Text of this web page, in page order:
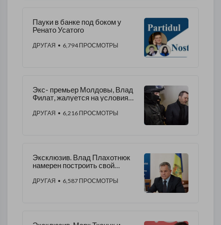
Пауки в банке под боком у
Ренато Усатого
ДРУГАЯ • 6,794 ПРОСМОТРЫ
Экс- премьер Молдовы, Влад
Филат, жалуется на условия
ДРУГАЯ • 6,216 ПРОСМОТРЫ
Эксклюзив. Влад Плахотнюк
намерен построить свой
ДРУГАЯ • 6,587 ПРОСМОТРЫ